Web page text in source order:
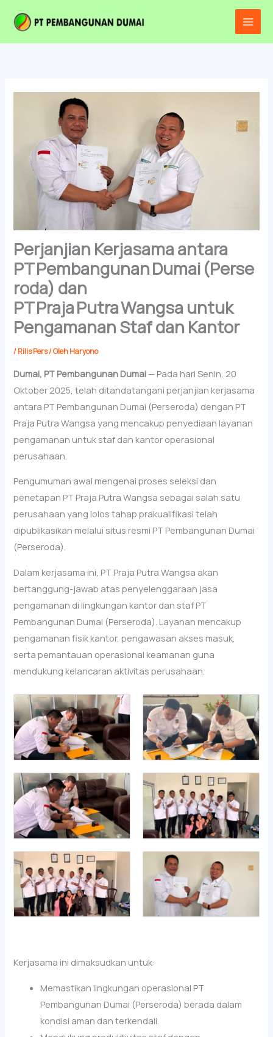
konten
Main
Perjanjian Kerjasama antara
PT Pembangunan Dumai (Perse
roda) dan
PT Praja Putra Wangsa untuk
Pengamanan Staf dan Kantor
/Rilis Pers/ OlehHaryono
Dumai, PT Pembangunan Dumai — Pada hari Senin, 20
Oktober 2025, telah ditandatangani perjanjian kerjasama
antara PT Pembangunan Dumai (Perseroda) dengan PT
Praja Putra Wangsa yang mencakup penyediaan layanan
pengamanan untuk staf dan kantor operasional
perusahaan.
Pengumuman awal mengenai proses seleksi dan
penetapan PT Praja Putra Wangsa sebagai salah satu
perusahaan yang lolos tahap prakualifikasi telah
dipublikasikan melalui situs resmi PT Pembangunan Dumai
(Perseroda).
Dalam kerjasama ini, PT Praja Putra Wangsa akan
bertanggung-jawab atas penyelenggaraan jasa
pengamanan di lingkungan kantor dan staf PT
Pembangunan Dumai (Perseroda). Layanan mencakup
pengamanan fisik kantor, pengawasan akses masuk,
serta pemantauan operasional keamanan guna
mendukung kelancaran aktivitas perusahaan.
Kerjasama ini dimaksudkan untuk:
Memastikan lingkungan operasional PT
Pembangunan Dumai (Perseroda) berada dalam
kondisi aman dan terkendali.